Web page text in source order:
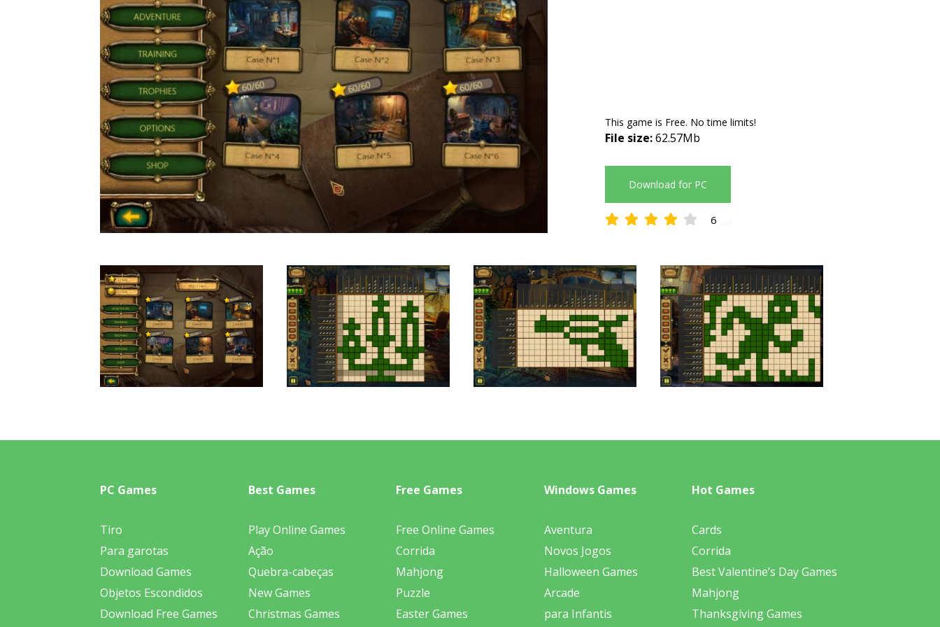
This game is Free. No time limits!
File size:62.57Mb
Download for PC
6
PC Games
Tiro
Para garotas
Download Games
Objetos Escondidos
Download Free Games
Best Games
Play Online Games
Ação
Quebra-cabeças
New Games
Christmas Games
Free Games
Free Online Games
Corrida
Mahjong
Puzzle
Easter Games
Windows Games
Aventura
Novos Jogos
Halloween Games
Arcade
para Infantis
Hot Games
Cards
Corrida
Best Valentine’s Day Games
Mahjong
Thanksgiving Games